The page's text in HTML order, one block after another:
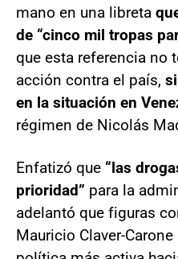
mano en una libreta
de “cinco mil tropas
que esta referencia no
acción contra el país,
en la situación en
régimen de Nicolás
Enfatizó que “las
prioridad” para la
adelantó que figuras
Mauricio Claver-